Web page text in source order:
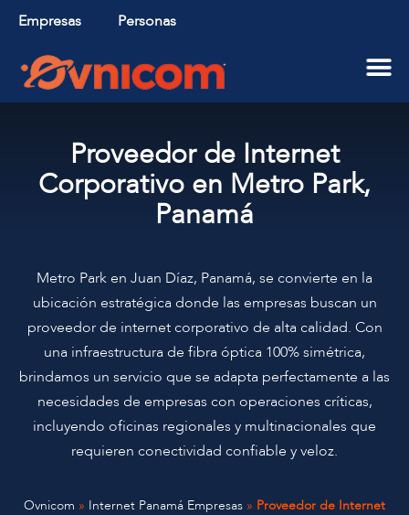
Empresas Personas
Proveedor de Internet
Corporativo en Metro Park,
Panamá
Metro Park en Juan Díaz, Panamá, se convierte en la
ubicación estratégica donde las empresas buscan un
proveedor de internet corporativo de alta calidad. Con
una infraestructura de fibra óptica 100% simétrica,
brindamos un servicio que se adapta perfectamente a las
necesidades de empresas con operaciones críticas,
incluyendo oficinas regionales y multinacionales que
requieren conectividad confiable y veloz.
Ovnicom » Internet Panamá Empresas » Proveedor de Internet